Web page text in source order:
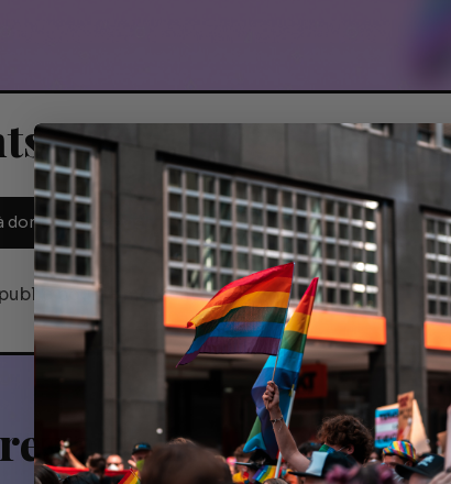
votre avis !
Laisse-nous un avis suite à un
ta prochaine commande.
pour le moment.
aussi